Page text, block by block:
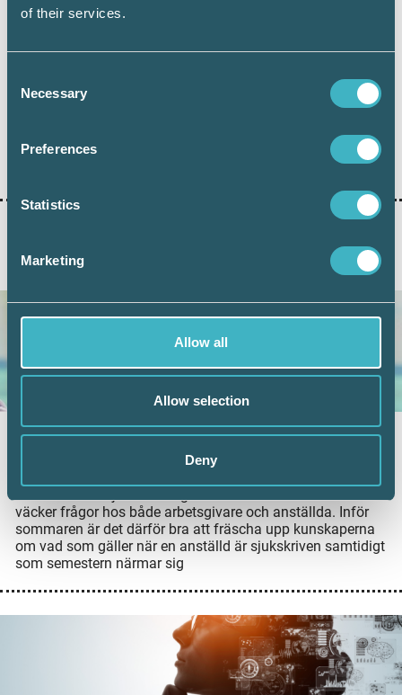
of their services.
Selection
Necessary
Preferences
Statistics
Marketing
Allow all
Allow selection
Deny
eller särskilda avtal med den anställde.
Dela:
AKTUELLA ARTIKLAR
Sjukskrivning och semester – vad gäller?
väcker frågor hos både arbetsgivare och anställda. Inför
sommaren är det därför bra att fräscha upp kunskaperna
om vad som gäller när en anställd är sjukskriven samtidigt
som semestern närmar sig